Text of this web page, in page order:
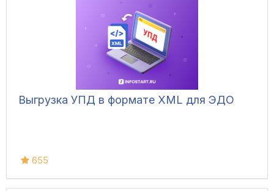
Выгрузка УПД в формате XML для ЭДО
655